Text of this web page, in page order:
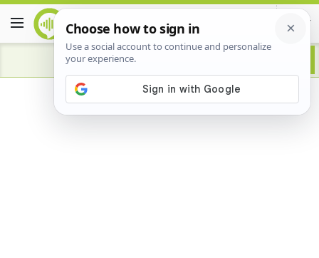
Advertisement